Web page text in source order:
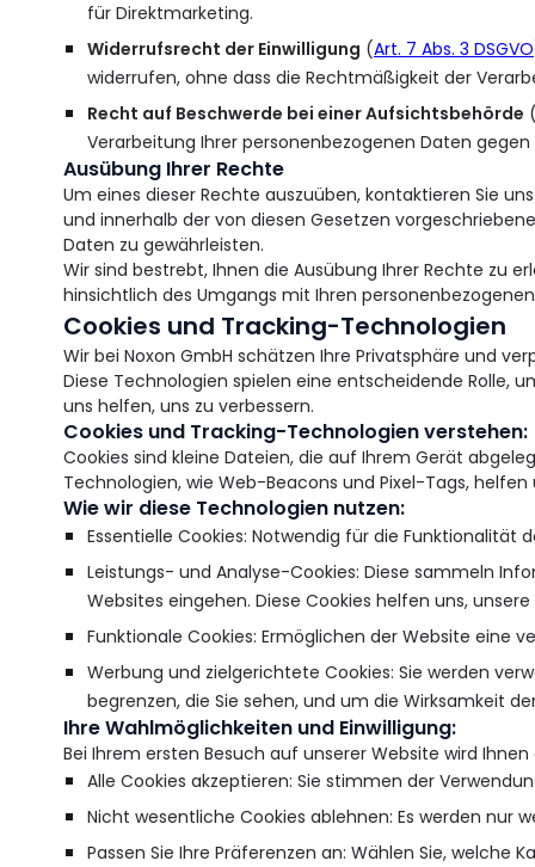
für Direktmarketing.
Widerrufsrecht der Einwilligung (Art. 7 Abs. 3 DSGVO
widerrufen, ohne dass die Rechtmäßigkeit der
Recht auf Beschwerde bei einer Aufsichtsbehörde
Verarbeitung Ihrer personenbezogenen Daten
Ausübung Ihrer Rechte
Um eines dieser Rechte auszuüben, kontaktieren Sie
und innerhalb der von diesen Gesetzen
Daten zu gewährleisten.
Wir sind bestrebt, Ihnen die Ausübung Ihrer Rechte zu
hinsichtlich des Umgangs mit Ihren
Cookies und Tracking-Technologien
Wir bei Noxon GmbH schätzen Ihre Privatsphäre und
Diese Technologien spielen eine entscheidende Rolle,
uns helfen, uns zu verbessern.
Cookies und Tracking-Technologien verstehen:
Cookies sind kleine Dateien, die auf Ihrem Gerät
Technologien, wie Web-Beacons und Pixel-Tags,
Wie wir diese Technologien nutzen:
Essentielle Cookies: Notwendig für die Funktionalität
Leistungs- und Analyse-Cookies: Diese sammeln
Websites eingehen. Diese Cookies helfen uns,
Funktionale Cookies: Ermöglichen der Website eine
Werbung und zielgerichtete Cookies: Sie werden
begrenzen, die Sie sehen, und um die Wirksamkeit
Ihre Wahlmöglichkeiten und Einwilligung:
Bei Ihrem ersten Besuch auf unserer Website wird
Alle Cookies akzeptieren: Sie stimmen der
Nicht wesentliche Cookies ablehnen: Es werden nur
Passen Sie Ihre Präferenzen an: Wählen Sie, welche